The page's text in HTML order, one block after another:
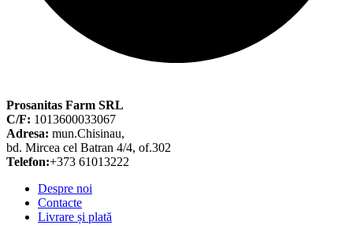
Prosanitas Farm SRL
C/F: 1013600033067
Adresa: mun.Chisinau,
bd. Mircea cel Batran 4/4, of.302
Telefon:+373 61013222
Despre noi
Contacte
Livrare și plată